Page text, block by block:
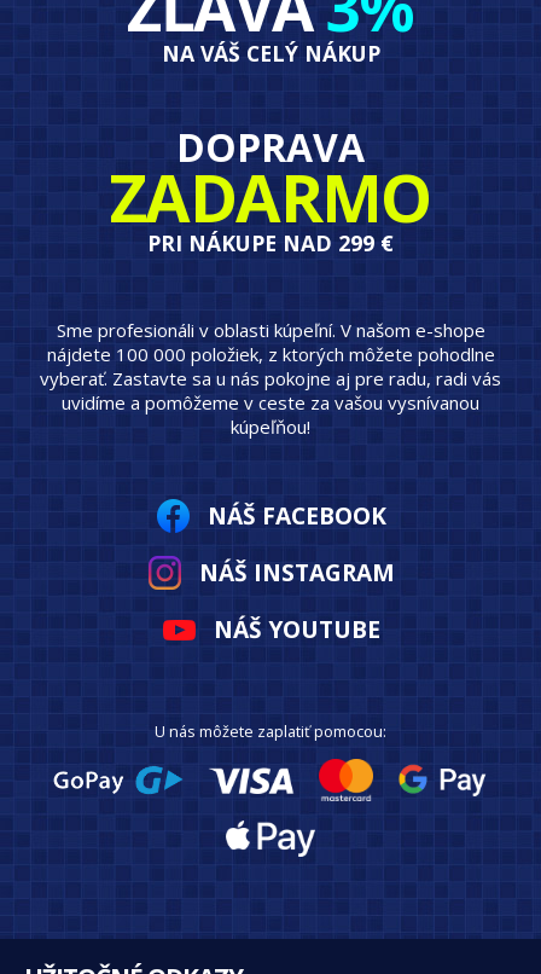
NA VÁŠ CELÝ NÁKUP
DOPRAVA
ZADARMO
PRI NÁKUPE NAD 299 €
Sme profesionáli v oblasti kúpeľní. V našom e-shope
nájdete 100 000 položiek, z ktorých môžete pohodlne
vyberať. Zastavte sa u nás pokojne aj pre radu, radi vás
uvidíme a pomôžeme v ceste za vašou vysnívanou
kúpeľňou!
NÁŠ FACEBOOK
NÁŠ INSTAGRAM
NÁŠ YOUTUBE
U nás môžete zaplatiť pomocou: